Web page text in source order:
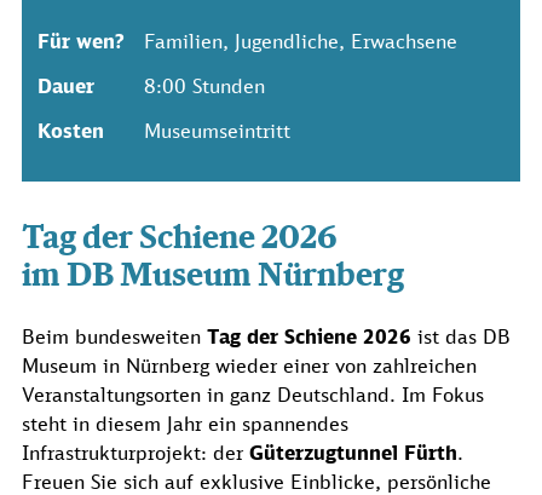
Für wen?
Familien, Jugendliche, Erwachsene
Dauer
8:00 Stunden
Kosten
Museumseintritt
Tag der Schiene 2026
im DB Museum Nürnberg
Beim bundesweiten Tag der Schiene 2026 ist das DB
Museum in Nürnberg wieder einer von zahlreichen
Veranstaltungsorten in ganz Deutschland. Im Fokus
steht in diesem Jahr ein spannendes
Infrastrukturprojekt: der Güterzugtunnel Fürth.
Freuen Sie sich auf exklusive Einblicke, persönliche